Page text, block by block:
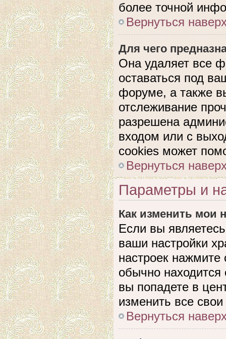
более точной
Вернуться
Для чего
Она удаляет все
оставаться под
форуме, а также
отслеживание
разрешена
входом или с
cookies может
Вернуться
Параметры и
Как изменить мои
Если вы
ваши настройки
настроек нажмите
обычно
вы попадете в
изменить все свои
Вернуться